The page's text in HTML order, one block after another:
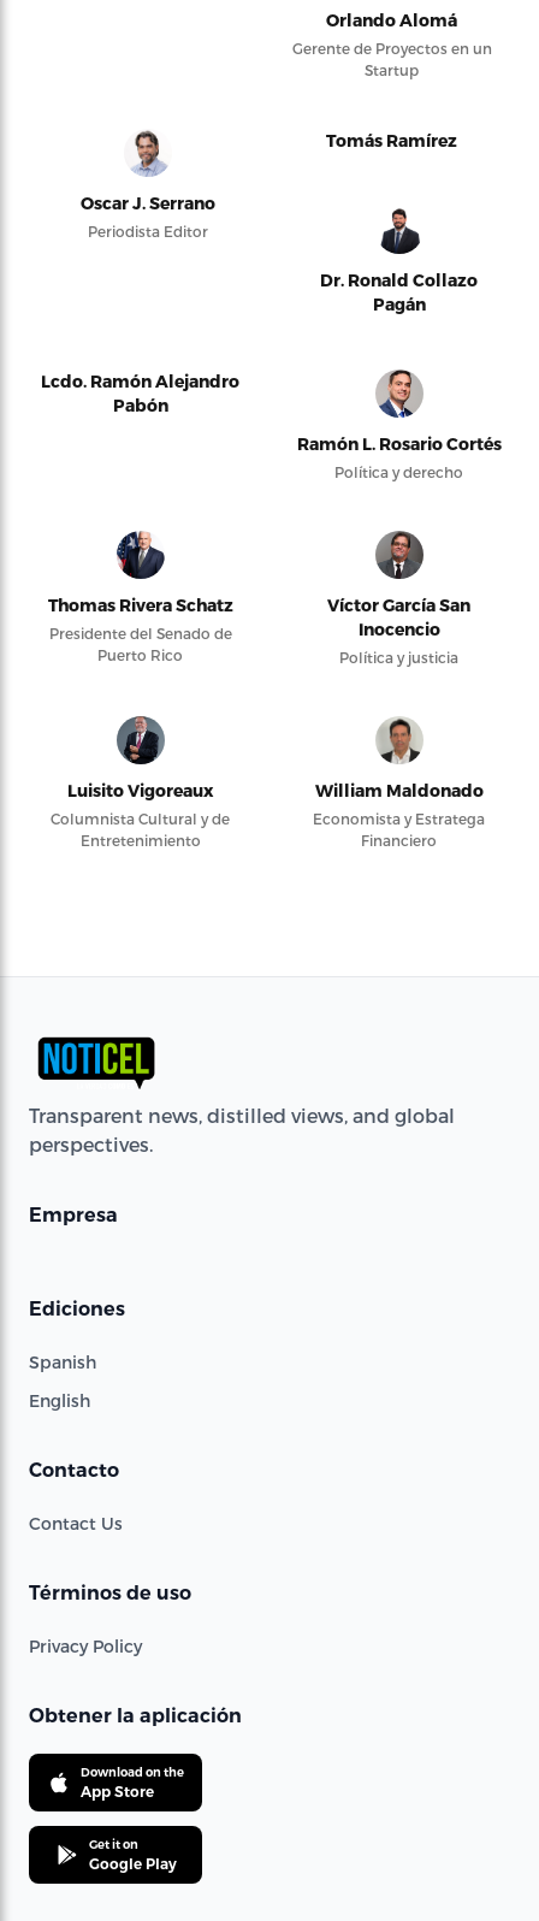
Orlando Alomá
Gerente de Proyectos en un
Startup
Oscar J. Serrano
Periodista Editor
Tomás Ramírez
Dr. Ronald Collazo
Pagán
Lcdo. Ramón Alejandro
Pabón
Ramón L. Rosario Cortés
Política y derecho
Thomas Rivera Schatz
Presidente del Senado de
Puerto Rico
Víctor García San
Inocencio
Política y justicia
Luisito Vigoreaux
Columnista Cultural y de
Entretenimiento
William Maldonado
Economista y Estratega
Financiero
Transparent news, distilled views, and global
perspectives.
Empresa
Ediciones
Spanish
English
Contacto
Contact Us
Términos de uso
Privacy Policy
Obtener la aplicación
Download on the
App Store
Get it on
Google Play